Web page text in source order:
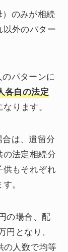
のみが相続
以外のパター
パターンに
各自の法定
なります。
は、遺留分
の法定相続分
供もそれぞれ
。
の場合、配
円となり、
の人数で均等